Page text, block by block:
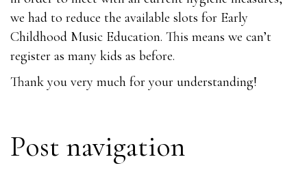
we had to reduce the available slots for Early
Childhood Music Education. This means we can’t
register as many kids as before.
Thank you very much for your understanding!
Post navigation